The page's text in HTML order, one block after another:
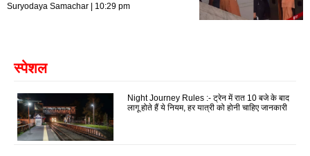
Suryodaya Samachar 10:29 pm
स्पेशल
Night Journey Rules :- ट्रेन में रात 10 बजे के बाद
लागू होते हैं ये नियम, हर यात्री को होनी चाहिए जानकारी